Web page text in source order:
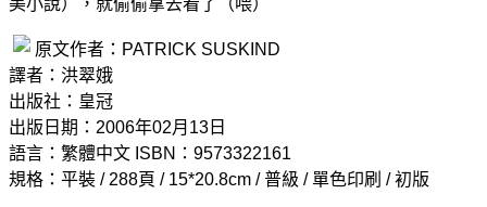
原文作者：PATRICK SUSKIND
譯者：洪翠娥
出版社：皇冠
出版日期：2006年02月13日
語言：繁體中文 ISBN：9573322161
規格：平裝 / 288頁 / 15*20.8cm / 普級 / 單色印刷 / 初版